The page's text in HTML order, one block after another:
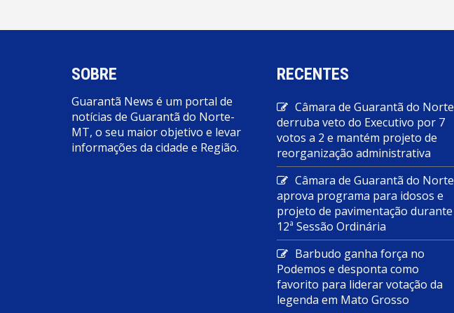
SOBRE
Guarantã News é um portal de
notícias de Guarantã do Norte-
MT, o seu maior objetivo e levar
informações da cidade e Região.
RECENTES
Câmara de Guarantã do Norte
derruba veto do Executivo por 7
votos a 2 e mantém projeto de
reorganização administrativa
Câmara de Guarantã do Norte
aprova programa para idosos e
projeto de pavimentação durante
12ª Sessão Ordinária
Barbudo ganha força no
Podemos e desponta como
favorito para liderar votação da
legenda em Mato Grosso